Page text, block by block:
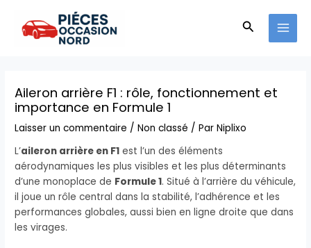
contenu
Aileron arrière F1 : rôle, fonctionnement et
importance en Formule 1
Laisser un commentaire /Non classé / ParNiplixo
L’aileron arrière en F1 est l’un des éléments
aérodynamiques les plus visibles et les plus déterminants
d’une monoplace de Formule 1. Situé à l’arrière du véhicule,
il joue un rôle central dans la stabilité, l’adhérence et les
performances globales, aussi bien en ligne droite que dans
les virages.